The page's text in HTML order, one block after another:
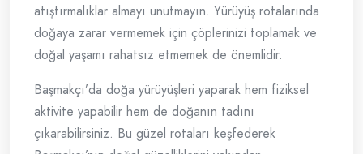
atıştırmalıklar almayı unutmayın. Yürüyüş rotalarında
doğaya zarar vermemek için çöplerinizi toplamak ve
doğal yaşamı rahatsız etmemek de önemlidir.
Başmakçı’da doğa yürüyüşleri yaparak hem fiziksel
aktivite yapabilir hem de doğanın tadını
çıkarabilirsiniz. Bu güzel rotaları keşfederek